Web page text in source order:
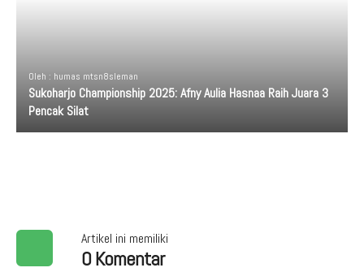
Oleh : humas mtsn8sleman
Sukoharjo Championship 2025: Afny Aulia Hasnaa Raih Juara 3
Pencak Silat
Artikel ini memiliki
0 Komentar